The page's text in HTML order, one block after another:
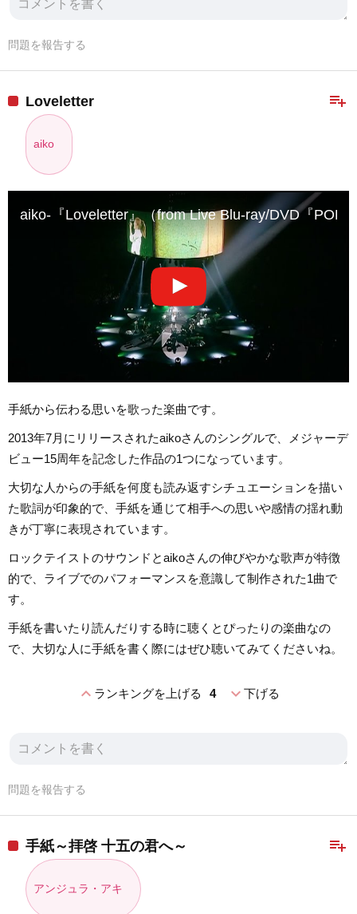
問題を報告する
playlist_add
Loveletter
aiko
aiko-『Loveletter』（from Live Blu-ray/DVD『POPS
手紙から伝わる思いを歌った楽曲です。
2013年7月にリリースされたaikoさんのシングルで、メジャーデ
ビュー15周年を記念した作品の1つになっています。
大切な人からの手紙を何度も読み返すシチュエーションを描い
た歌詞が印象的で、手紙を通じて相手への思いや感情の揺れ動
きが丁寧に表現されています。
ロックテイストのサウンドとaikoさんの伸びやかな歌声が特徴
的で、ライブでのパフォーマンスを意識して制作された1曲で
す。
手紙を書いたり読んだりする時に聴くとぴったりの楽曲なの
で、大切な人に手紙を書く際にはぜひ聴いてみてくださいね。
expand_lessランキングを上げる 4 expand_more下げる
問題を報告する
playlist_add
手紙～拝啓 十五の君へ～
アンジュラ・アキ